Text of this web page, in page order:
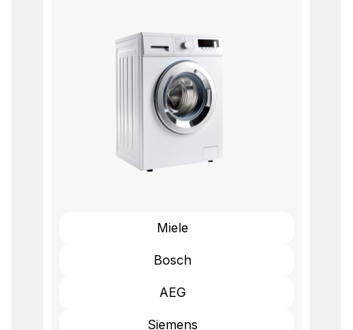
Miele
Bosch
AEG
Siemens